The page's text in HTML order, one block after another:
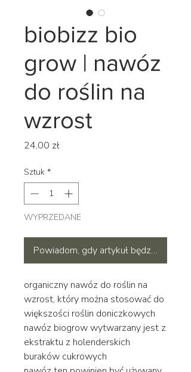
biobizz bio
grow | nawóz
do roślin na
wzrost
24,00 złCena
Sztuk *
WYPRZEDANE
Powiadom, gdy artykuł będzie
organiczny nawóz do roślin na
wzrost, który można stosować do
większości roślin doniczkowych
nawóz biogrow wytwarzany jest z
ekstraktu z holenderskich
buraków cukrowych